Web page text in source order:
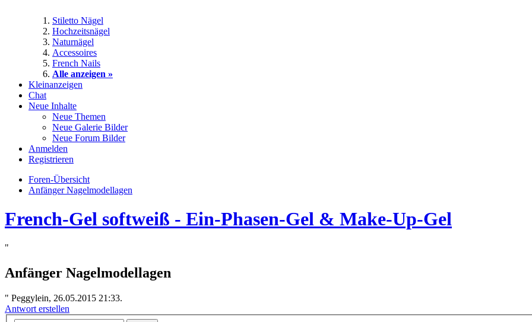
Stiletto Nägel
Hochzeitsnägel
Naturnägel
Accessoires
French Nails
Alle anzeigen »
Kleinanzeigen
Chat
Neue Inhalte
Neue Themen
Neue Galerie Bilder
Neue Forum Bilder
Anmelden
Registrieren
Foren-Übersicht
Anfänger Nagelmodellagen
French-Gel softweiß - Ein-Phasen-Gel & Make-Up-Gel
"
Anfänger Nagelmodellagen
" Peggylein, 26.05.2015 21:33.
Antwort erstellen